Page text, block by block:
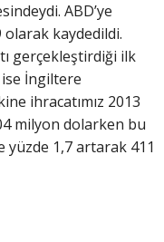
ABD’ye
kaydedildi.
gerçekleştirdiği ilk
ise İngiltere
ihracatımız 2013
milyon dolarken bu
yüzde 1,7 artarak 411